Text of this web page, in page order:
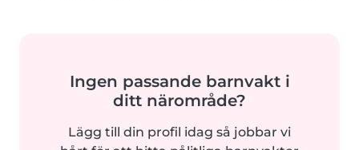
Ingen passande barnvakt i
ditt närområde?
Lägg till din profil idag så jobbar vi